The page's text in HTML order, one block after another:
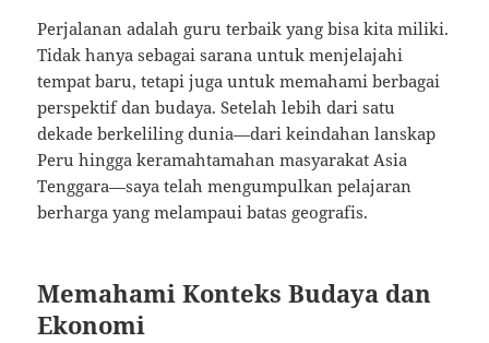
Perjalanan adalah guru terbaik yang bisa kita miliki.
Tidak hanya sebagai sarana untuk menjelajahi
tempat baru, tetapi juga untuk memahami berbagai
perspektif dan budaya. Setelah lebih dari satu
dekade berkeliling dunia—dari keindahan lanskap
Peru hingga keramahtamahan masyarakat Asia
Tenggara—saya telah mengumpulkan pelajaran
berharga yang melampaui batas geografis.
Memahami Konteks Budaya dan
Ekonomi